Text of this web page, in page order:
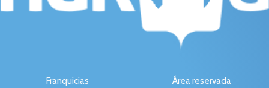
Franquicias
Área reservada